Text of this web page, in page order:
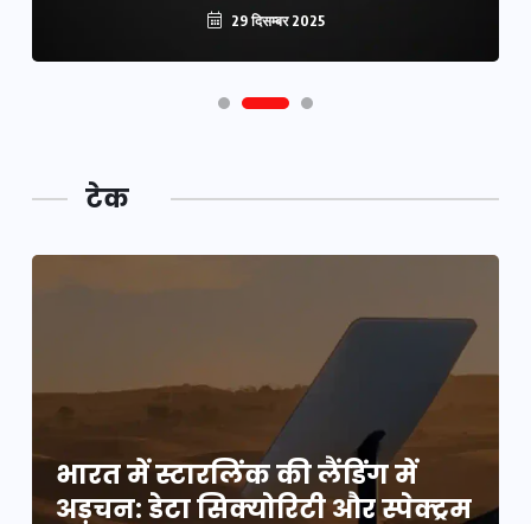
29 दिसम्बर 2025
टेक
भारत में स्टारलिंक की लैंडिंग में
अड़चन: डेटा सिक्योरिटी और स्पेक्ट्रम